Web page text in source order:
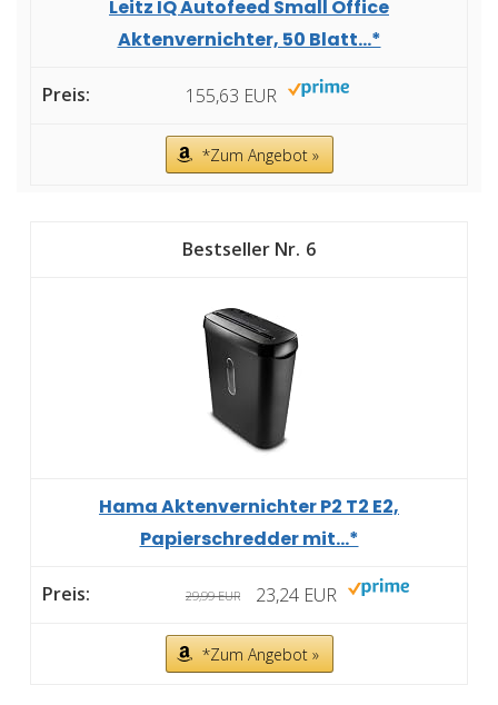
Leitz IQ Autofeed Small Office
Aktenvernichter, 50 Blatt...*
155,63 EUR
*Zum Angebot »
6
Hama Aktenvernichter P2 T2 E2,
Papierschredder mit...*
29,99 EUR 23,24 EUR
*Zum Angebot »